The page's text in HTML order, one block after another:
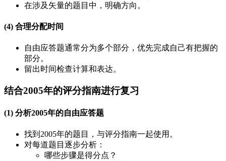
在涉及矢量的题目中，明确方向。
(4) 合理分配时间
自由应答题通常分为多个部分，优先完成自己有把握的
部分。
留出时间检查计算和表达。
结合2005年的评分指南进行复习
(1) 分析2005年的自由应答题
找到2005年的题目，与评分指南一起使用。
对每道题目逐步分析：
哪些步骤是得分点？